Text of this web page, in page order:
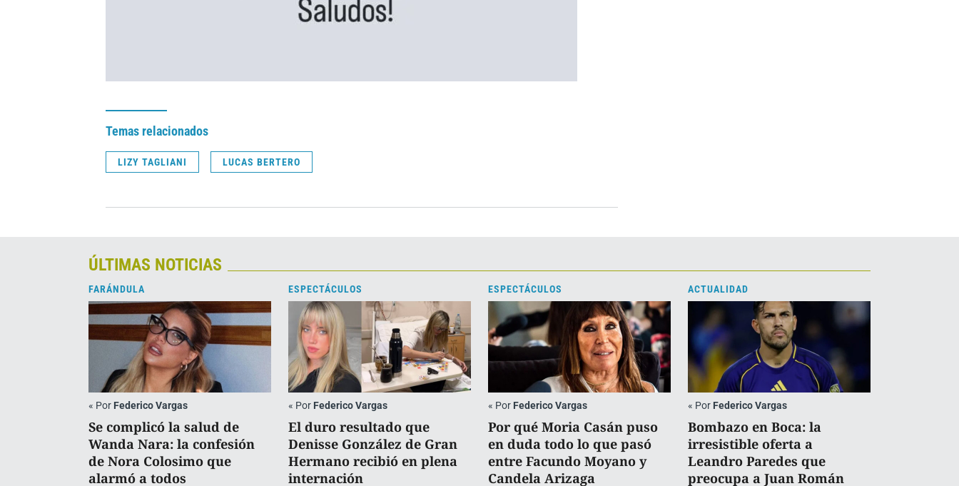
Temas relacionados
LIZY TAGLIANI LUCAS BERTERO
ÚLTIMAS NOTICIAS
FARÁNDULA
« Por Federico Vargas
Se complicó la salud de
Wanda Nara: la confesión
de Nora Colosimo que
alarmó a todos
ESPECTÁCULOS
« Por Federico Vargas
El duro resultado que
Denisse González de Gran
Hermano recibió en plena
internación
ESPECTÁCULOS
« Por Federico Vargas
Por qué Moria Casán puso
en duda todo lo que pasó
entre Facundo Moyano y
Candela Arizaga
ACTUALIDAD
« Por Federico Vargas
Bombazo en Boca: la
irresistible oferta a
Leandro Paredes que
preocupa a Juan Román